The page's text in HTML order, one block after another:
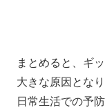
まとめると、ギ
大きな原因となり
日常生活での予